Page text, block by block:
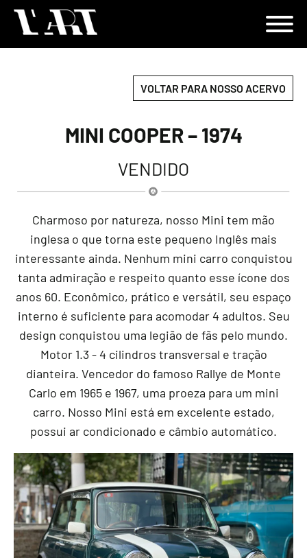
VOLTAR PARA NOSSO ACERVO
MINI COOPER – 1974
VENDIDO
Charmoso por natureza, nosso Mini tem mão
inglesa o que torna este pequeno Inglês mais
interessante ainda. Nenhum mini carro conquistou
tanta admiração e respeito quanto esse ícone dos
anos 60. Econômico, prático e versátil, seu espaço
interno é suficiente para acomodar 4 adultos. Seu
design conquistou uma legião de fãs pelo mundo.
Motor 1.3 - 4 cilindros transversal e tração
dianteira. Vencedor do famoso Rallye de Monte
Carlo em 1965 e 1967, uma proeza para um mini
carro. Nosso Mini está em excelente estado,
possui ar condicionado e câmbio automático.